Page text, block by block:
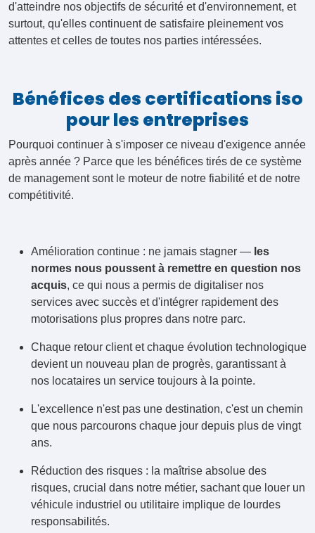
d'atteindre nos objectifs de sécurité et d'environnement, et
surtout, qu'elles continuent de satisfaire pleinement vos
attentes et celles de toutes nos parties intéressées.
Bénéfices des certifications iso
pour les entreprises
Pourquoi continuer à s'imposer ce niveau d'exigence année
après année ? Parce que les bénéfices tirés de ce système
de management sont le moteur de notre fiabilité et de notre
compétitivité.
Amélioration continue : ne jamais stagner — les
normes nous poussent à remettre en question nos
acquis, ce qui nous a permis de digitaliser nos
services avec succès et d'intégrer rapidement des
motorisations plus propres dans notre parc.
Chaque retour client et chaque évolution technologique
devient un nouveau plan de progrès, garantissant à
nos locataires un service toujours à la pointe.
L'excellence n'est pas une destination, c'est un chemin
que nous parcourons chaque jour depuis plus de vingt
ans.
Réduction des risques : la maîtrise absolue des
risques, crucial dans notre métier, sachant que louer un
véhicule industriel ou utilitaire implique de lourdes
responsabilités.